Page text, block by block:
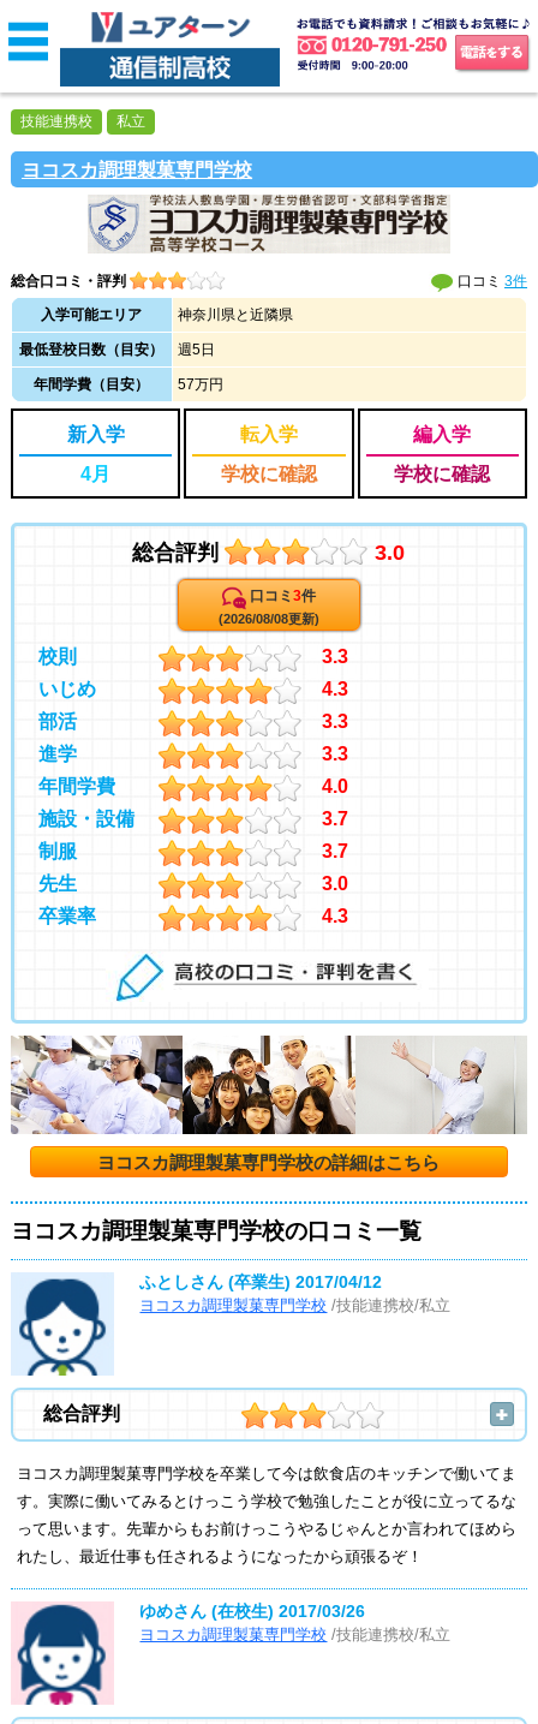
ヨコスカ調理製菓専門学校
技能連携校 私立
総合口コミ・評判 口コミ3件
入学可能エリア
神奈川県と近隣県
最低登校日数（目安） 週5日
年間学費（目安） 57万円
新入学
4月
転入学
学校に確認
編入学
学校に確認
総合評判 3.0
口コミ 3件
(2026/08/08更新)
校則
3.3
いじめ
4.3
部活
3.3
進学
3.3
年間学費
4.0
施設・設備
3.7
制服
3.7
先生
3.0
卒業率
4.3
ヨコスカ調理製菓専門学校の詳細はこちら
ヨコスカ調理製菓専門学校の口コミ一覧
ふとしさん (卒業生)2017/04/12
ヨコスカ調理製菓専門学校 /技能連携校/私立
総合評判
ヨコスカ調理製菓専門学校を卒業して今は飲食店のキッチンで働いてま
す。実際に働いてみるとけっこう学校で勉強したことが役に立ってるな
って思います。先輩からもお前けっこうやるじゃんとか言われてほめら
れたし、最近仕事も任されるようになったから頑張るぞ！
ゆめさん (在校生)2017/03/26
ヨコスカ調理製菓専門学校 /技能連携校/私立